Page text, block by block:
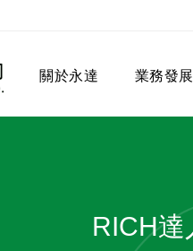
關於永達 業務發展
RICH